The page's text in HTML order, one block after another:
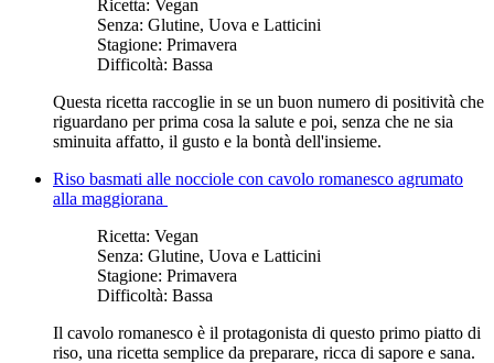
Ricetta: Vegan
Senza: Glutine, Uova e Latticini
Stagione: Primavera
Difficoltà: Bassa
Questa ricetta raccoglie in se un buon numero di positività che
riguardano per prima cosa la salute e poi, senza che ne sia
sminuita affatto, il gusto e la bontà dell'insieme.
Riso basmati alle nocciole con cavolo romanesco agrumato
alla maggiorana
Ricetta: Vegan
Senza: Glutine, Uova e Latticini
Stagione: Primavera
Difficoltà: Bassa
Il cavolo romanesco è il protagonista di questo primo piatto di
riso, una ricetta semplice da preparare, ricca di sapore e sana.